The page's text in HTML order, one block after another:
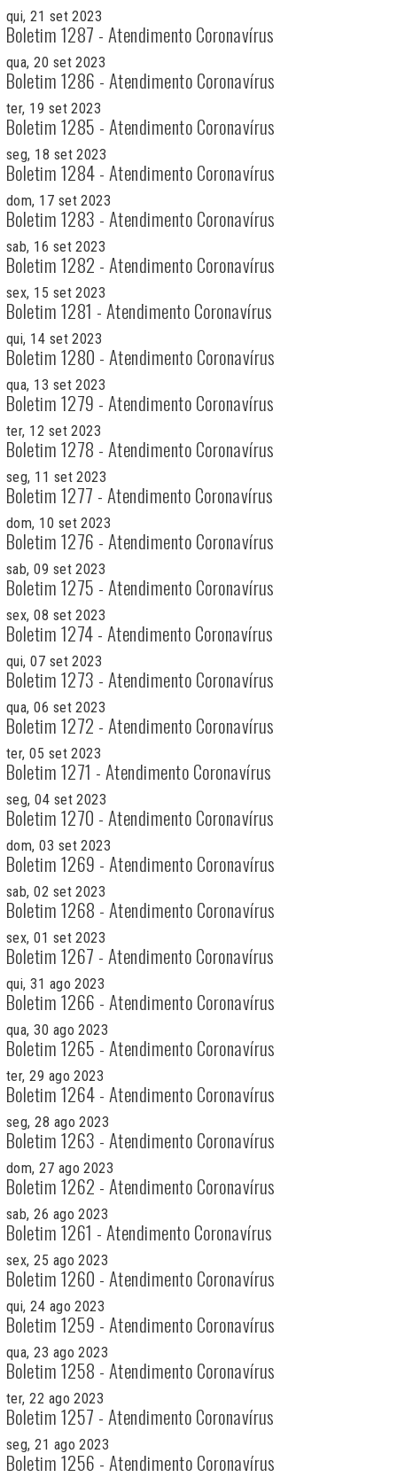
qui, 21 set 2023
Boletim 1287 - Atendimento Coronavírus
qua, 20 set 2023
Boletim 1286 - Atendimento Coronavírus
ter, 19 set 2023
Boletim 1285 - Atendimento Coronavírus
seg, 18 set 2023
Boletim 1284 - Atendimento Coronavírus
dom, 17 set 2023
Boletim 1283 - Atendimento Coronavírus
sab, 16 set 2023
Boletim 1282 - Atendimento Coronavírus
sex, 15 set 2023
Boletim 1281 - Atendimento Coronavírus
qui, 14 set 2023
Boletim 1280 - Atendimento Coronavírus
qua, 13 set 2023
Boletim 1279 - Atendimento Coronavírus
ter, 12 set 2023
Boletim 1278 - Atendimento Coronavírus
seg, 11 set 2023
Boletim 1277 - Atendimento Coronavírus
dom, 10 set 2023
Boletim 1276 - Atendimento Coronavírus
sab, 09 set 2023
Boletim 1275 - Atendimento Coronavírus
sex, 08 set 2023
Boletim 1274 - Atendimento Coronavírus
qui, 07 set 2023
Boletim 1273 - Atendimento Coronavírus
qua, 06 set 2023
Boletim 1272 - Atendimento Coronavírus
ter, 05 set 2023
Boletim 1271 - Atendimento Coronavírus
seg, 04 set 2023
Boletim 1270 - Atendimento Coronavírus
dom, 03 set 2023
Boletim 1269 - Atendimento Coronavírus
sab, 02 set 2023
Boletim 1268 - Atendimento Coronavírus
sex, 01 set 2023
Boletim 1267 - Atendimento Coronavírus
qui, 31 ago 2023
Boletim 1266 - Atendimento Coronavírus
qua, 30 ago 2023
Boletim 1265 - Atendimento Coronavírus
ter, 29 ago 2023
Boletim 1264 - Atendimento Coronavírus
seg, 28 ago 2023
Boletim 1263 - Atendimento Coronavírus
dom, 27 ago 2023
Boletim 1262 - Atendimento Coronavírus
sab, 26 ago 2023
Boletim 1261 - Atendimento Coronavírus
sex, 25 ago 2023
Boletim 1260 - Atendimento Coronavírus
qui, 24 ago 2023
Boletim 1259 - Atendimento Coronavírus
qua, 23 ago 2023
Boletim 1258 - Atendimento Coronavírus
ter, 22 ago 2023
Boletim 1257 - Atendimento Coronavírus
seg, 21 ago 2023
Boletim 1256 - Atendimento Coronavírus